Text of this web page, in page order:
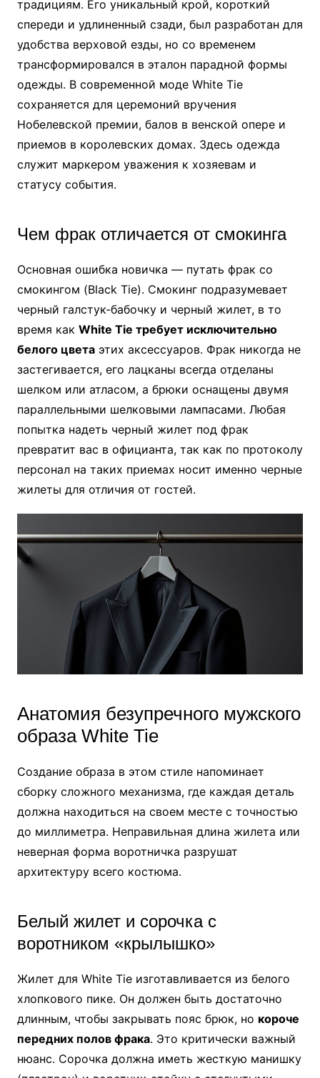
традициям. Его уникальный крой, короткий
спереди и удлиненный сзади, был разработан для
удобства верховой езды, но со временем
трансформировался в эталон парадной формы
одежды. В современной моде White Tie
сохраняется для церемоний вручения
Нобелевской премии, балов в венской опере и
приемов в королевских домах. Здесь одежда
служит маркером уважения к хозяевам и
статусу события.
Чем фрак отличается от смокинга
Основная ошибка новичка — путать фрак со
смокингом (Black Tie). Смокинг подразумевает
черный галстук-бабочку и черный жилет, в то
время как White Tie требует исключительно
белого цветаэтих аксессуаров. Фрак никогда не
застегивается, его лацканы всегда отделаны
шелком или атласом, а брюки оснащены двумя
параллельными шелковыми лампасами. Любая
попытка надеть черный жилет под фрак
превратит вас в официанта, так как по протоколу
персонал на таких приемах носит именно черные
жилеты для отличия от гостей.
Анатомия безупречного мужского
образа White Tie
Создание образа в этом стиле напоминает
сборку сложного механизма, где каждая деталь
должна находиться на своем месте с точностью
до миллиметра. Неправильная длина жилета или
неверная форма воротничка разрушат
архитектуру всего костюма.
Белый жилет и сорочка с
воротником «крылышко»
Жилет для White Tie изготавливается из белого
хлопкового пике. Он должен быть достаточно
длинным, чтобы закрывать пояс брюк, но короче
передних полов фрака. Это критически важный
нюанс. Сорочка должна иметь жесткую манишку